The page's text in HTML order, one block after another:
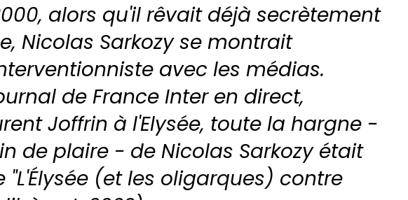
alors qu'il rêvait déjà secrètement
Nicolas Sarkozy se montrait
avec les médias.
de France Inter en direct,
Joffrin à l'Elysée, toute la hargne -
de plaire - de Nicolas Sarkozy était
"L'Élysée (et les oligarques) contre